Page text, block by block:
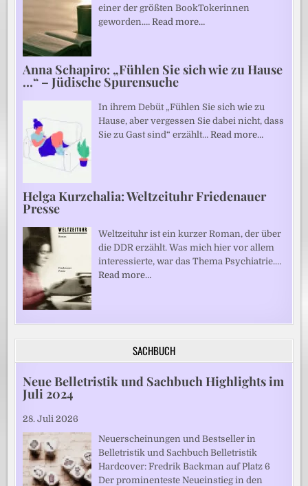
einer der größten BookTokerinnen
geworden.…Read more…
Anna Schapiro: „Fühlen Sie sich wie zu Hause
…“ – Jüdische Spurensuche
In ihrem Debüt „Fühlen Sie sich wie zu
Hause, aber vergessen Sie dabei nicht, dass
Sie zu Gast sind“ erzählt…Read more…
Helga Kurzchalia: Weltzeituhr Friedenauer
Presse
Weltzeituhr ist ein kurzer Roman, der über
die DDR erzählt. Was mich hier vor allem
interessierte, war das Thema Psychiatrie.…
Read more…
SACHBUCH
Neue Belletristik und Sachbuch Highlights im
Juli 2024
28. Juli 2026
Neuerscheinungen und Bestseller in
Belletristik und Sachbuch Belletristik
Hardcover: Fredrik Backman auf Platz 6
Der prominenteste Neueinstieg in den